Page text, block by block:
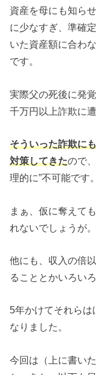
資産を母にも知ら
に少なすぎ、準確
いた資産額に合わ
です。
実際父の死後に発
千万円以上詐欺に
そういった詐欺に
対策してきたので
理的に”不可能です。
まぁ、仮に奪えて
れないでしょうが。
他にも、収入の倍
ることとかいろい
5年かけてそれらは
なりました。
今回は（上に書い